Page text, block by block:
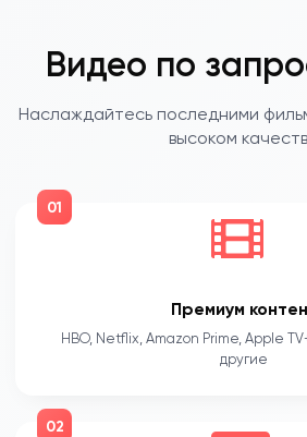
Видео по
Наслаждайтесь последними
высоком
01
Премиум
HBO, Netflix, Amazon Prime, Apple
другие
02